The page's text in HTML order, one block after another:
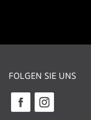
FOLGEN SIE UNS